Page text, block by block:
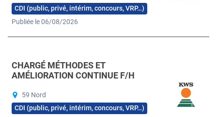
CDI (public, privé, intérim, concours, VRP…)
Publiée le 06/08/2026
CHARGÉ MÉTHODES ET
AMÉLIORATION CONTINUE F/H
59 Nord
CDI (public, privé, intérim, concours, VRP…)